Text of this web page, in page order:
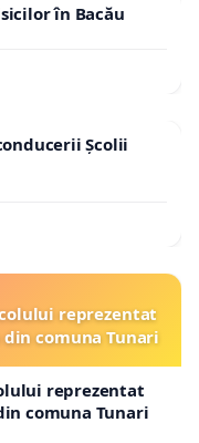
în Bacău
Școlii
reprezentat
comuna Tunari
reprezentat
comuna Tunari